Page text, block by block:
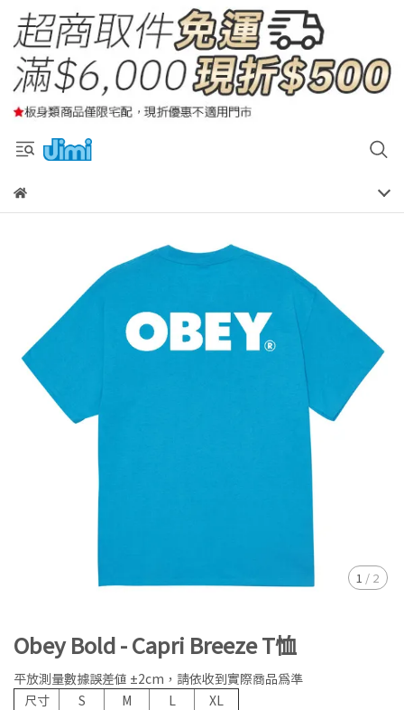
1 / 2
Obey Bold - Capri Breeze T恤
平放測量數據誤差值 ±2cm，請依收到實際商品為準
尺寸
S M L
XL